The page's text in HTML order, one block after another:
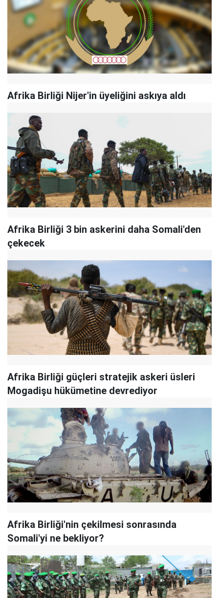
Afrika Birliği Nijer'in üyeliğini askıya aldı
Afrika Birliği 3 bin askerini daha Somali'den
çekecek
Afrika Birliği güçleri stratejik askeri üsleri
Mogadişu hükümetine devrediyor
Afrika Birliği'nin çekilmesi sonrasında
Somali'yi ne bekliyor?